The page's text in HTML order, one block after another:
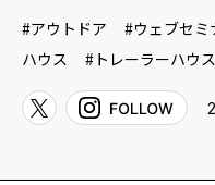
アウトドア ウェブセミ
ハウス
トレーラーハウス